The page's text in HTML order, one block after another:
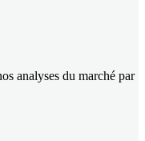
analyses du marché par